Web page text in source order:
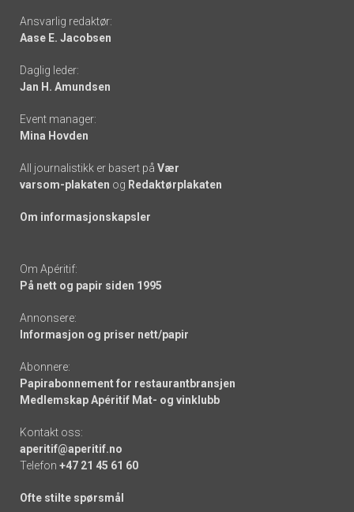
Footer
-
links
Ansvarlig redaktør:
Aase E. Jacobsen
Daglig leder:
Jan H. Amundsen
Event manager:
Mina Hovden
All journalistikk er basert på Vær
varsom-plakaten og Redaktørplakaten
Om informasjonskapsler
Om Apéritif:
På nett og papir siden 1995
Annonsere:
Informasjon og priser nett/papir
Abonnere:
Papirabonnement for restaurantbransjen
Medlemskap Apéritif Mat- og vinklubb
Kontakt oss:
aperitif@aperitif.no
Telefon +47 21 45 61 60
Ofte stilte spørsmål